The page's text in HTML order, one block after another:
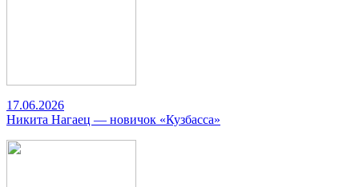
17.06.2026
Никита Нагаец — новичок «Кузбасса»